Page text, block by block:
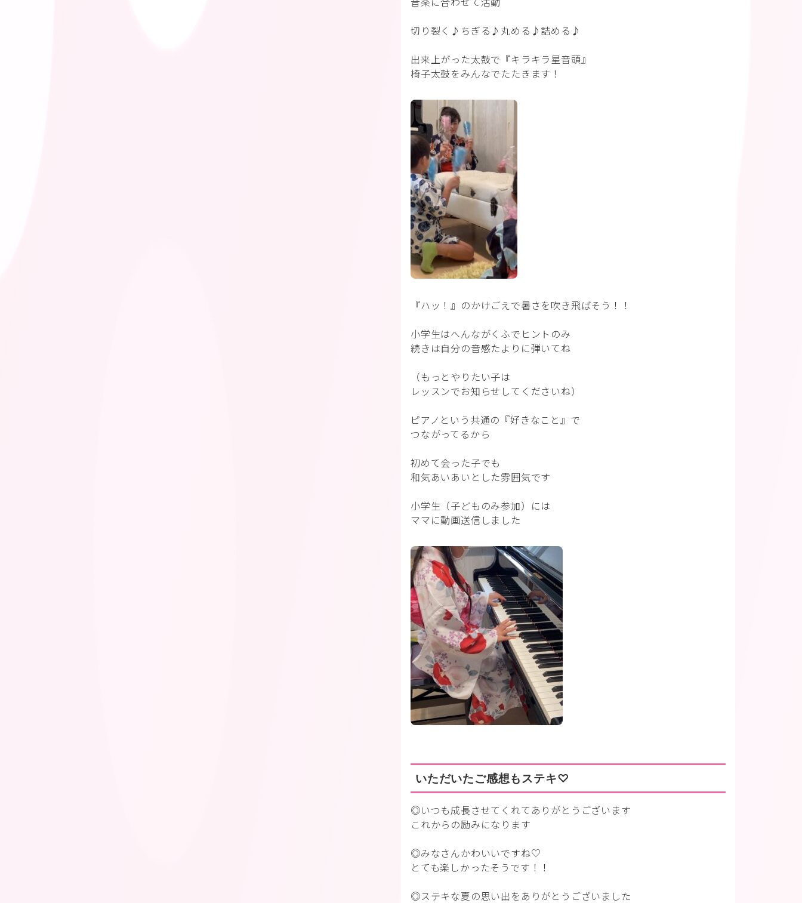
切り裂く♪ちぎる♪丸める♪詰める♪
出来上がった太鼓で『キラキラ星音頭』
椅子太鼓をみんなでたたきます！
『ハッ！』のかけごえで暑さを吹き飛ばそう！！
小学生はへんながくふでヒントのみ
続きは自分の音感たよりに弾いてね
（もっとやりたい子は
レッスンでお知らせしてくださいね）
ピアノという共通の『好きなこと』で
つながってるから
初めて会った子でも
和気あいあいとした雰囲気です
小学生（子どものみ参加）には
ママに動画送信しました
いただいたご感想もステキ♡
◎いつも成長させてくれてありがとうございます
これからの励みになります
◎みなさんかわいいですね♡
とても楽しかったそうです！！
◎ステキな夏の思い出をありがとうございました